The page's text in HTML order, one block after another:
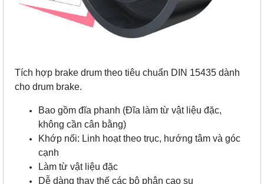
Tích hợp brake drum theo tiêu chuẩn DIN 15435 dành
cho drum brake.
Bao gồm đĩa phanh (Đĩa làm từ vật liệu đặc,
không cần cân bằng)
Khớp nối: Linh hoạt theo trục, hướng tâm và góc
cạnh
Làm từ vật liệu đặc
Dễ dàng thay thế các bộ phận cao su